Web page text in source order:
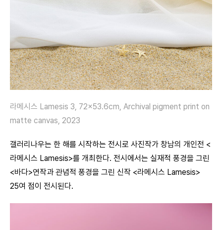
라메시스 Lamesis 3, 72×53.6cm, Archival pigment print on
matte canvas, 2023
갤러리나우는 한 해를 시작하는 전시로 사진작가 창남의 개인전 <
라메시스 Lamesis>를 개최한다. 전시에서는 실재적 풍경을 그린
<바다>연작과 관념적 풍경을 그린 신작 <라메시스 Lamesis>
25여 점이 전시된다.